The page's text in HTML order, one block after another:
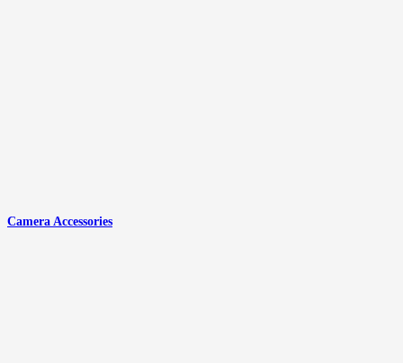
Camera Accessories